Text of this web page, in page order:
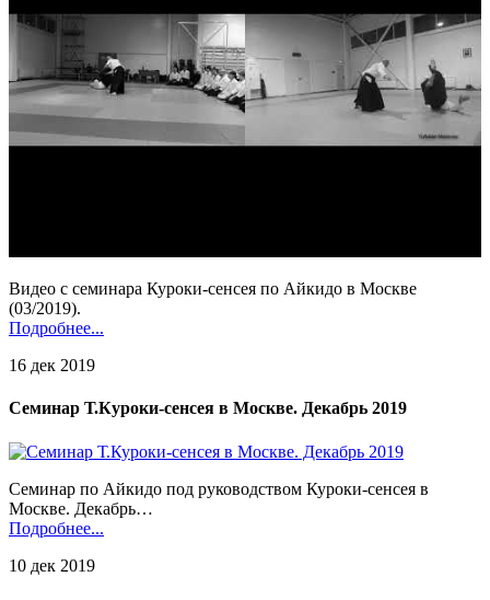
Видео с семинара Куроки-сенсея по Айкидо в Москве
(03/2019).
Подробнее...
16 дек 2019
Семинар Т.Куроки-сенсея в Москве. Декабрь 2019
Семинар по Айкидо под руководством Куроки-сенсея в
Москве. Декабрь…
Подробнее...
10 дек 2019